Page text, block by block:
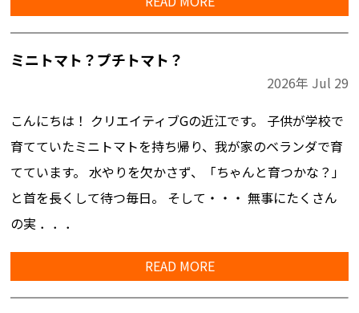
ミニトマト？プチトマト？
2026年 Jul 29
こんにちは！ クリエイティブGの近江です。 子供が学校で
育てていたミニトマトを持ち帰り、我が家のベランダで育
てています。 水やりを欠かさず、「ちゃんと育つかな？」
と首を長くして待つ毎日。 そして・・・ 無事にたくさん
の実 ．．．
READ MORE